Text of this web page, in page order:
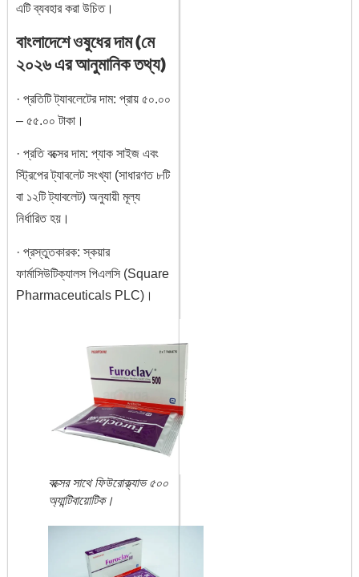
এটি ব্যবহার করা উচিত।
বাংলাদেশে ওষুধের দাম (মে
২০২৬ এর আনুমানিক তথ্য)
· প্রতিটি ট্যাবলেটের দাম: প্রায় ৫০.০০
– ৫৫.০০ টাকা।
· প্রতি বক্সের দাম: প্যাক সাইজ এবং
স্ট্রিপের ট্যাবলেট সংখ্যা (সাধারণত ৮টি
বা ১২টি ট্যাবলেট) অনুযায়ী মূল্য
নির্ধারিত হয়।
· প্রস্তুতকারক: স্কয়ার
ফার্মাসিউটিক্যালস পিএলসি (Square
Pharmaceuticals PLC)।
বক্সের সাথে ফিউরোক্ল্যাভ ৫০০
অ্যান্টিবায়োটিক।